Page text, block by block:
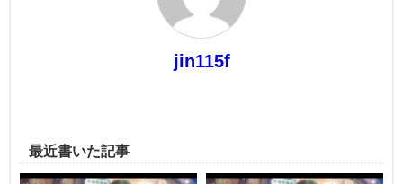
jin115f
最近書いた記事